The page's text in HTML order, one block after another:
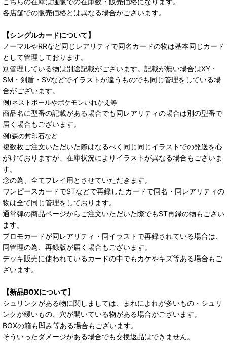
各店舗での販売価格とは異なる場合がございます。
【シングルカードについて】
ノーマルやRRなど同じレアリティで同名カードの物は基本同じカード
として管理しております。
別管理している物は別途記載がございます。記載が無い場合はXY・
SM・剣盾・SVなどでイラストが違うものでも同じ管理をしている場
合がございます。
例)ネストボールやポケモンいれかえ等
商品名に型番の記載がある場合でも同レアリティの場合は別の型番で
届く場合もございます。
例)森の封印石など
複数枚ご注文いただいた際はなるべく同じ同じイラストでの発送を心
がけておりますが、在庫状況によりイラストが異なる場合もございま
す。
念の為、全てプレイ用とさせていただきます。
ワンピースカードでSTなどで再録したカードで同名・同レアリティの
物は全て同じ管理をしております。
通常弾の商品ページからご注文いただいた際でもST再録の物もござい
ます。
プロモカードが同レアリティ・同イラストで再録されている場合は、
同管理の為、再録版が届く場合もございます。
デッキ販売に使われているカードの中でもカケやキズ等ある場合もご
ざいます。
【新品BOXについて】
シュリンクがある物に関しましては、まれによれが多いもの・シュリ
ンクが緩いもの、穴が開いている物がある場合がございます。
BOXの箱も凹み等ある場合もございます。
そういったダメージがある場合でも交換返品はできません。